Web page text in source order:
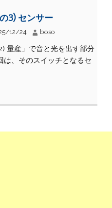
3) センサー
12/24 boso
量産」で音と光を出す部分
は、そのスイッチとなるセ